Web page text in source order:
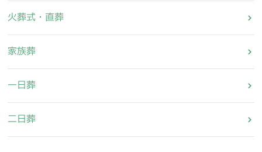
火葬式・直葬
家族葬
一日葬
二日葬